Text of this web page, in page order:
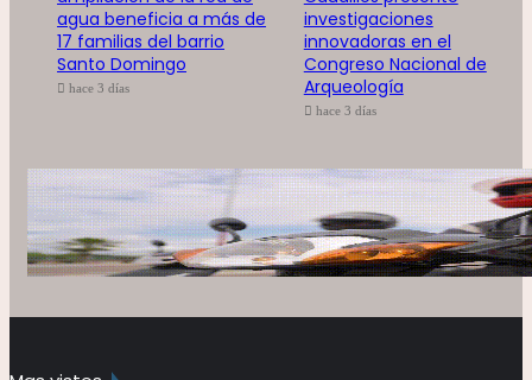
agua beneficia a más de
17 familias del barrio
Santo Domingo
hace 3 días
investigaciones
innovadoras en el
Congreso Nacional de
Arqueología
hace 3 días